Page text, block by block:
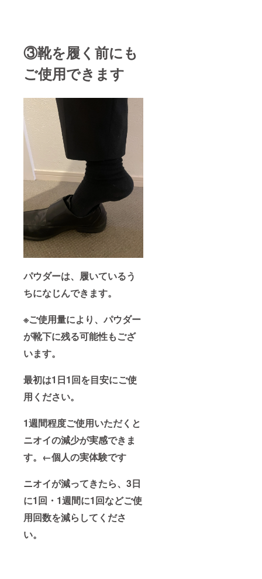
③靴を履く前にも
ご使用できます
パウダーは、履いているう
ちになじんできます。
※ご使用量により、パウダー
が靴下に残る可能性もござ
います。
最初は1日1回を目安にご使
用ください。
1週間程度ご使用いただくと
ニオイの減少が実感できま
す。←個人の実体験です
ニオイが減ってきたら、3日
に1回・1週間に1回などご使
用回数を減らしてくださ
い。